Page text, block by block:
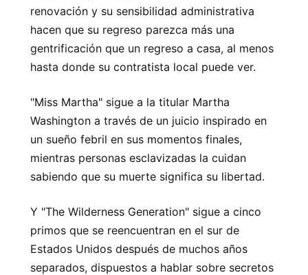
renovación y su sensibilidad administrativa
hacen que su regreso parezca más una
gentrificación que un regreso a casa, al menos
hasta donde su contratista local puede ver.
"Miss Martha" sigue a la titular Martha
Washington a través de un juicio inspirado en
un sueño febril en sus momentos finales,
mientras personas esclavizadas la cuidan
sabiendo que su muerte significa su libertad.
Y "The Wilderness Generation" sigue a cinco
primos que se reencuentran en el sur de
Estados Unidos después de muchos años
separados, dispuestos a hablar sobre secretos